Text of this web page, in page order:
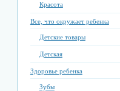
Красота
Все, что окружает ребенка
Детские товары
Детская
Здоровье ребенка
Зубы